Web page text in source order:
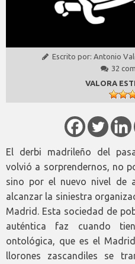
Escrito por: Antonio
32
VALORA
El derbi madrileño del
volvió a sorprendernos, no
sino por el nuevo nivel de
alcanzar la siniestra
Madrid. Esta sociedad de
auténtica faz cuando
ontológica, que es el
llorones zascandiles se